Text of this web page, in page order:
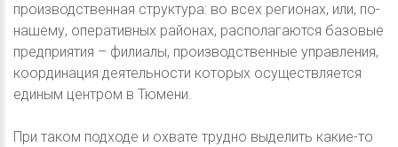
производственная структура: во всех регионах, или, по-
нашему, оперативных районах, располагаются базовые
предприятия – филиалы, производственные управления,
координация деятельности которых осуществляется
единым центром в Тюмени.
При таком подходе и охвате трудно выделить какие-то